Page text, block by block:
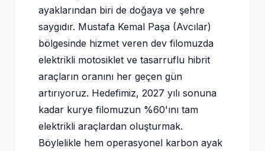
ayaklarından biri de doğaya ve şehre
saygıdır. Mustafa Kemal Paşa (Avcılar)
bölgesinde hizmet veren dev filomuzda
elektrikli motosiklet ve tasarruflu hibrit
araçların oranını her geçen gün
artırıyoruz. Hedefimiz, 2027 yılı sonuna
kadar kurye filomuzun %60'ını tam
elektrikli araçlardan oluşturmak.
Böylelikle hem operasyonel karbon ayak